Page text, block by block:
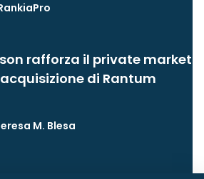
rafforza il private market
di Rantum
M. Blesa